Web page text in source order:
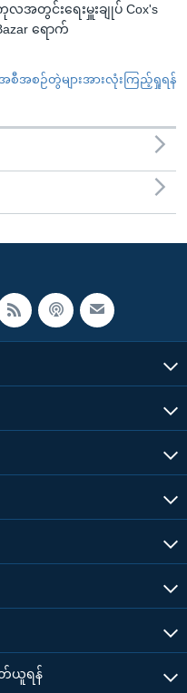
လအတွင်းရေးမှူးချုပ် Cox's
ရောက်
စီအစဉ်တွဲများအားလုံးကြည့်ရှုရန်
တ်ယူရန်